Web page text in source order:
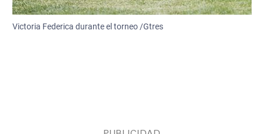
Victoria Federica durante el torneo /Gtres